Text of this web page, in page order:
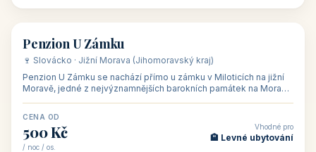
🏡 penzion
Penzion U Zámku
🍷 Slovácko · Jižní Morava (Jihomoravský kraj)
Penzion U Zámku se nachází přímo u zámku v Miloticích na jižní
Moravě, jedné z nejvýznamnějších barokních památek na Moravě,
CENA OD
500 Kč
/ noc / os.
Vhodné pro
🏨 Levné ubytování